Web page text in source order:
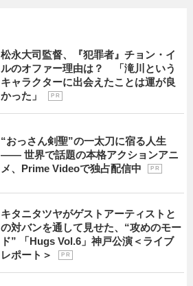
松永大司監督、『犯罪者』チョン・イ
ルのオファー理由は？ 「滝川という
キャラクターに出会えたことは運が良
かった」
P R
“おっさん剣聖”の一太刀に宿る人生
―― 世界で話題の本格アクションアニ
メ、Prime Videoで独占配信中
P R
キタニタツヤがゲストアーティストと
の対バンを通して見せた、“攻めのモー
ド” 「Hugs Vol.6」神戸公演＜ライブ
レポート＞
P R